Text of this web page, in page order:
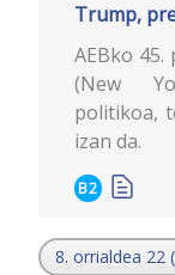
Trump,
AEBko
(New
politikoa,
izan da.
B2
8. orrialdea 22